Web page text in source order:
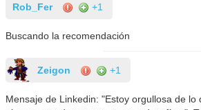
Rob_Fer +1
Buscando la recomendación
Zeigon +1
Mensaje de Linkedin: "Estoy orgullosa de lo